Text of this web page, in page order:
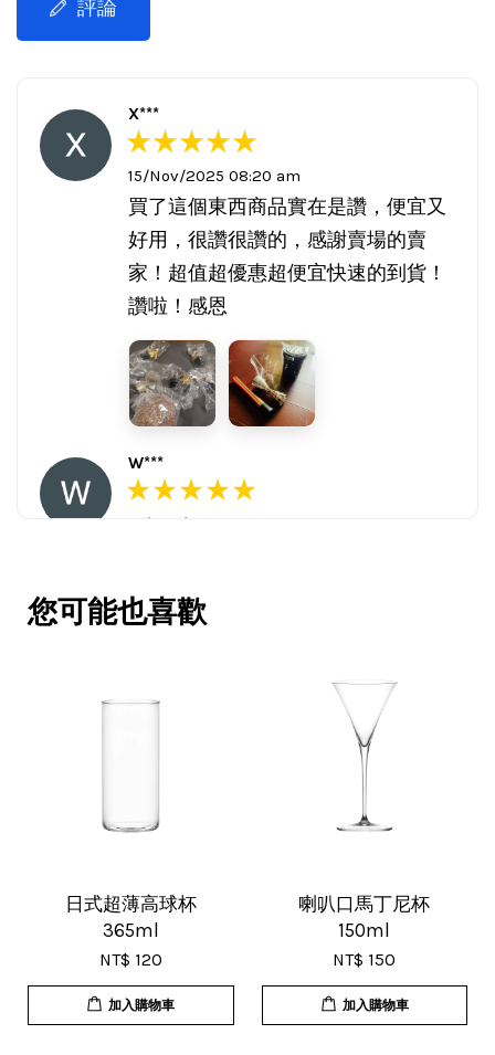
評論
X***
15/Nov/2025 08:20 am
買了這個東西商品實在是讚，便宜又
好用，很讚很讚的，感謝賣場的賣
家！超值超優惠超便宜快速的到貨！
讚啦！感恩
W***
16/Nov/2025 03:45 pm
這購買。希望賣家能多選賣更多商
超用心的包裝，非常好用的產品，謝
謝賣家，價格超優惠，CP值超高，推
薦給大家！
您可能也喜歡
日式超薄高球杯
365ml
NT$ 120
加入購物車
喇叭口馬丁尼杯
150ml
NT$ 150
加入購物車